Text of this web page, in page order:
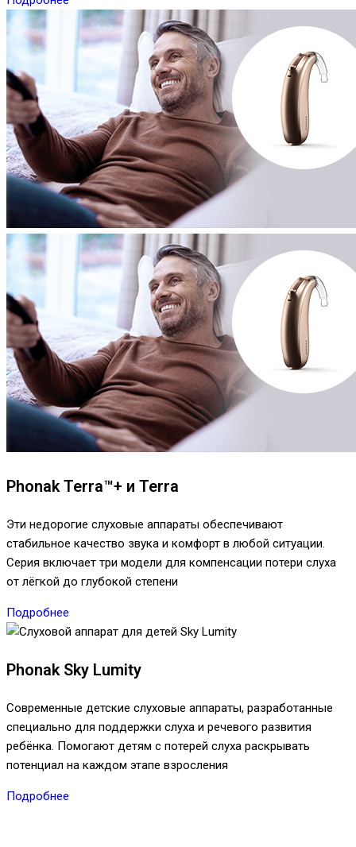
Phonak Terra™+ и Terra
Эти недорогие слуховые аппараты обеспечивают
стабильное качество звука и комфорт в любой ситуации.
Серия включает три модели для компенсации потери слуха
от лёгкой до глубокой степени
Подробнее
Phonak Sky Lumity
Современные детские слуховые аппараты, разработанные
специально для поддержки слуха и речевого развития
ребёнка. Помогают детям с потерей слуха раскрывать
потенциал на каждом этапе взросления
Подробнее